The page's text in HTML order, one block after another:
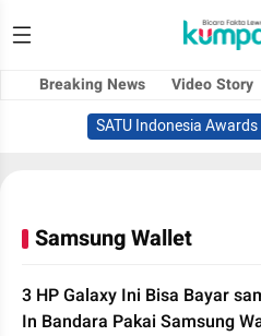
Breaking News Video Story
SATU Indonesia Awards
Samsung Wallet
3 HP Galaxy Ini Bisa Bayar
In Bandara Pakai Samsung